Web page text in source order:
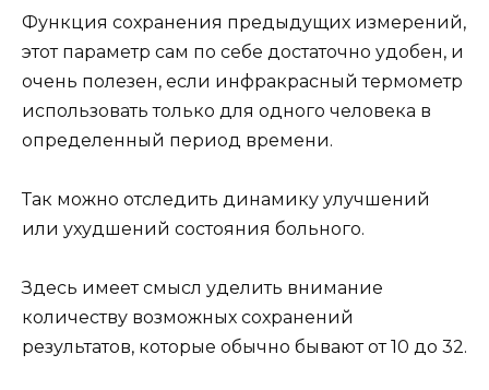
Функция сохранения предыдущих измерений,
этот параметр сам по себе достаточно удобен, и
очень полезен, если инфракрасный термометр
использовать только для одного человека в
определенный период времени.
Так можно отследить динамику улучшений
или ухудшений состояния больного.
Здесь имеет смысл уделить внимание
количеству возможных сохранений
результатов, которые обычно бывают от 10 до 32.